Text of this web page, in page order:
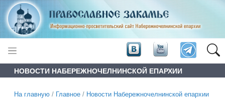
НОВОСТИ НАБЕРЕЖНОЧЕЛНИНСКОЙ ЕПАРХИИ
На главную / Главное / Новости Набережночелнинской епархии